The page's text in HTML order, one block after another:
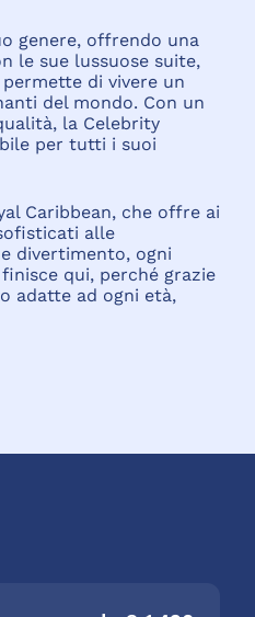
genere, offrendo una
le sue lussuose suite,
di vivere un
del mondo. Con un
la Celebrity
per tutti i suoi
Caribbean, che offre ai
alle
divertimento, ogni
qui, perché grazie
adatte ad ogni età,